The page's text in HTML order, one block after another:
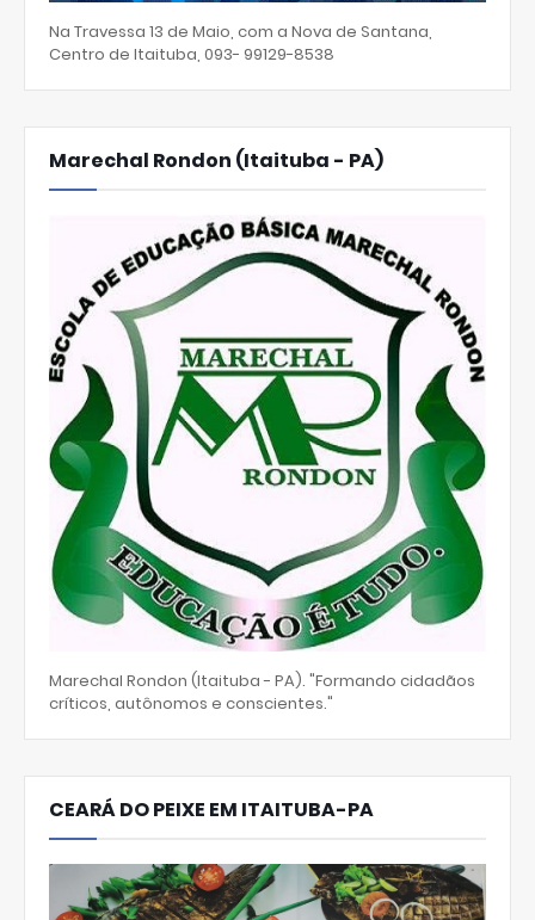
Na Travessa 13 de Maio, com a Nova de Santana,
Centro de Itaituba, 093- 99129-8538
Marechal Rondon (Itaituba - PA)
Marechal Rondon (Itaituba - PA). "Formando cidadãos
críticos, autônomos e conscientes."
CEARÁ DO PEIXE EM ITAITUBA-PA